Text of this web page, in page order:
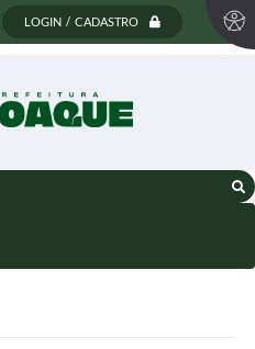
LOGIN / CADASTRO